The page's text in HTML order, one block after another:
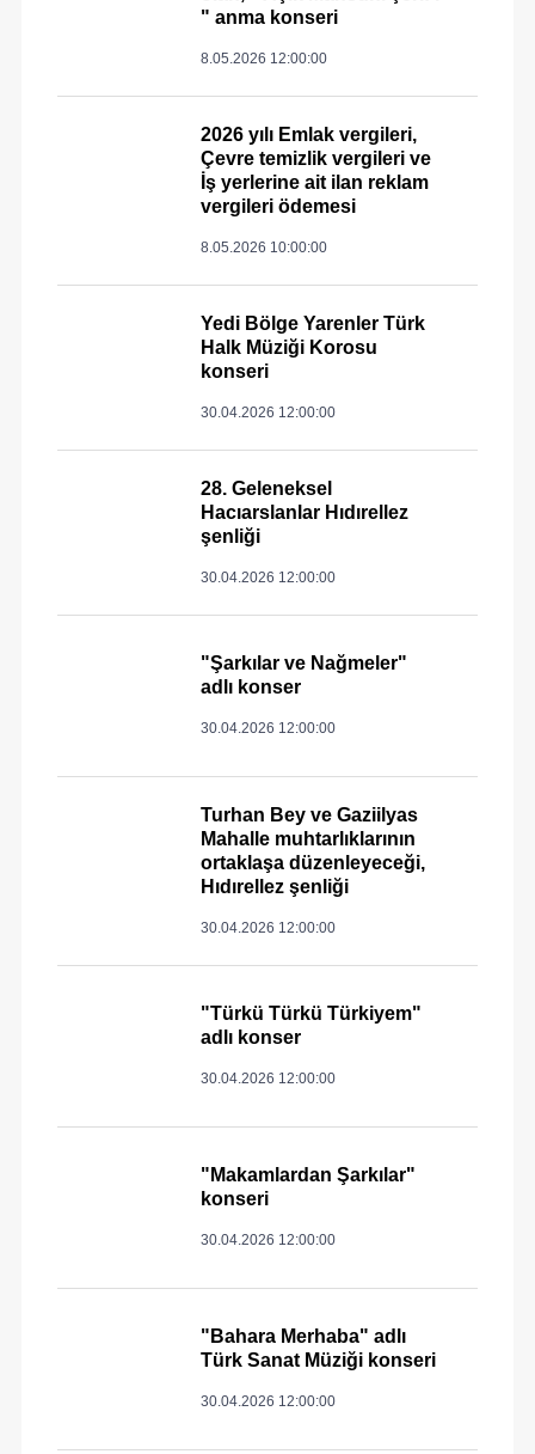
" anma konseri
8.05.2026 12:00:00
2026 yılı Emlak vergileri,
Çevre temizlik vergileri ve
İş yerlerine ait ilan reklam
vergileri ödemesi
8.05.2026 10:00:00
Yedi Bölge Yarenler Türk
Halk Müziği Korosu
konseri
30.04.2026 12:00:00
28. Geleneksel
Hacıarslanlar Hıdırellez
şenliği
30.04.2026 12:00:00
"Şarkılar ve Nağmeler"
adlı konser
30.04.2026 12:00:00
Turhan Bey ve Gaziilyas
Mahalle muhtarlıklarının
ortaklaşa düzenleyeceği,
Hıdırellez şenliği
30.04.2026 12:00:00
"Türkü Türkü Türkiyem"
adlı konser
30.04.2026 12:00:00
"Makamlardan Şarkılar"
konseri
30.04.2026 12:00:00
"Bahara Merhaba" adlı
Türk Sanat Müziği konseri
30.04.2026 12:00:00